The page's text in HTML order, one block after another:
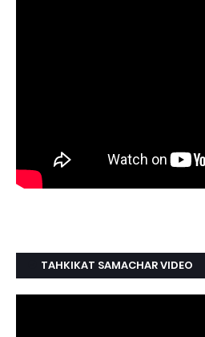
TAHKIKAT SAMACHAR VIDEO